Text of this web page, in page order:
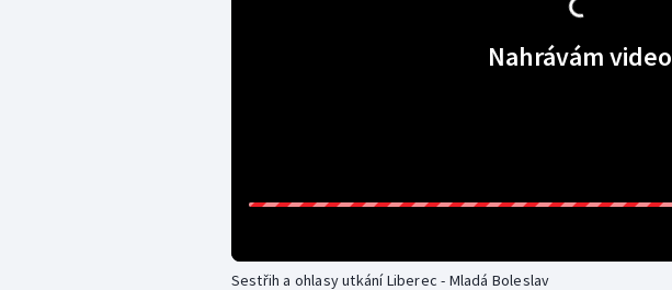
Nahrávám video
Sestřih a ohlasy utkání Liberec - Mladá Boleslav